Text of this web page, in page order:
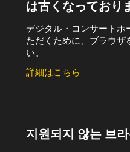
は古くなっており
デジタル・コンサートホ
ただくために、ブラウザ
い。
詳細はこちら
지원되지 않는 브